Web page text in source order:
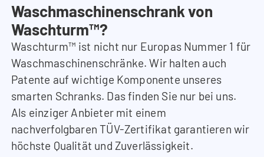
Waschmaschinenschrank von
Waschturm™?
Waschturm™ ist nicht nur Europas Nummer 1 für
Waschmaschinenschränke. Wir halten auch
Patente auf wichtige Komponente unseres
smarten Schranks. Das finden Sie nur bei uns.
Als einziger Anbieter mit einem
nachverfolgbaren TÜV-Zertifikat garantieren wir
höchste Qualität und Zuverlässigkeit.